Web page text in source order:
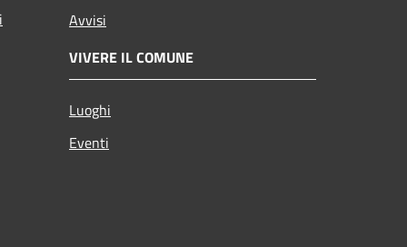
Avvisi
VIVERE IL COMUNE
Luoghi
Eventi